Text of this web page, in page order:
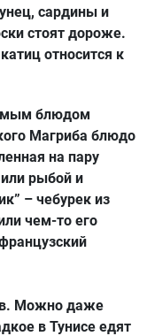
сардины и
стоят дороже.
относится к
блюдом
Магриба блюдо
на пару
рыбой и
– чебурек из
чем-то его
Можно даже
в Тунисе едят